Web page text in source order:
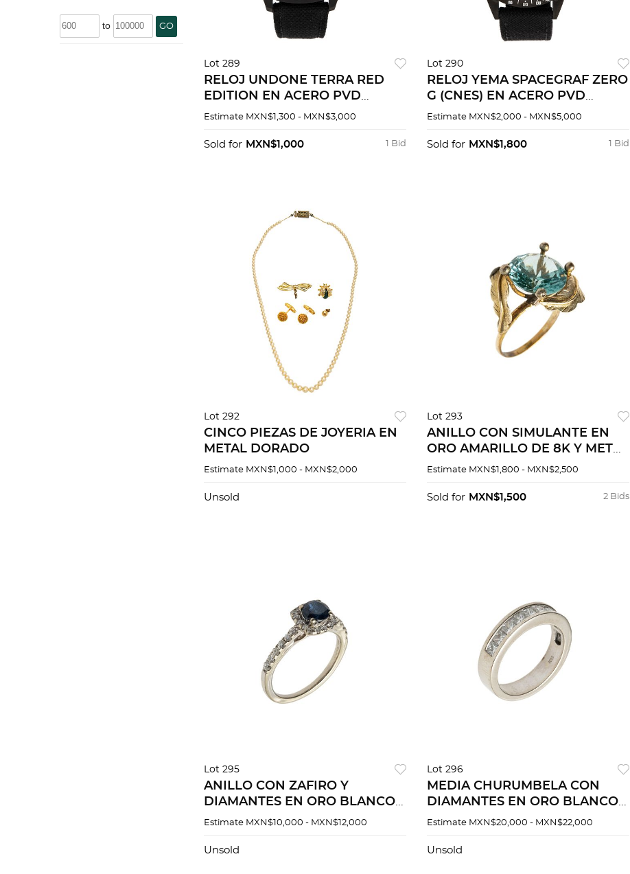
to GO
Lot 289
RELOJ UNDONE TERRA RED
EDITION EN ACERO PVD
NEGRO
Estimate MXN$1,300 - MXN$3,000
1 Bid
Sold for MXN$1,000
Lot 290
RELOJ YEMA SPACEGRAF ZERO
G (CNES) EN ACERO PVD
NEGRO
Estimate MXN$2,000 - MXN$5,000
1 Bid
Sold for MXN$1,800
Lot 292
CINCO PIEZAS DE JOYERIA EN
METAL DORADO
Estimate MXN$1,000 - MXN$2,000
Unsold
Lot 293
ANILLO CON SIMULANTE EN
ORO AMARILLO DE 8K Y METAL
BASE.
Estimate MXN$1,800 - MXN$2,500
2 Bids
Sold for MXN$1,500
Lot 295
ANILLO CON ZAFIRO Y
DIAMANTES EN ORO BLANCO
DE 14K
Estimate MXN$10,000 - MXN$12,000
Unsold
Lot 296
MEDIA CHURUMBELA CON
DIAMANTES EN ORO BLANCO
DE 18K
Estimate MXN$20,000 - MXN$22,000
Unsold